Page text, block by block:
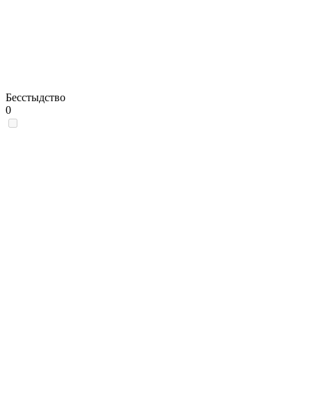
Бесстыдство
0